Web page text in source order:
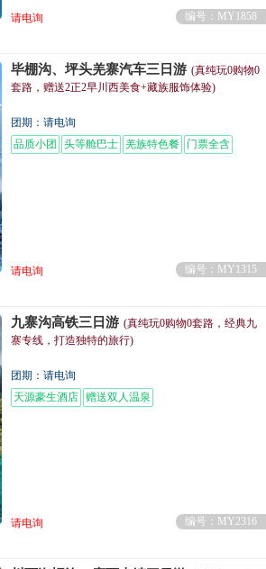
请电询
编号：MY1858
毕棚沟、坪头羌寨汽车三日游 (真纯玩0购物0
套路，赠送2正2早川西美食+藏族服饰体验)
团期：请电询
品质小团
头等舱巴士 羌族特色餐 门票全含
请电询
编号：MY1315
九寨沟高铁三日游 (真纯玩0购物0套路，经典九
寨专线，打造独特的旅行)
团期：请电询
天源豪生酒店 赠送双人温泉
请电询
编号：MY2316